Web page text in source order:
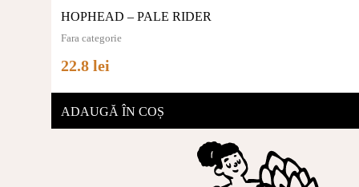
HOPHEAD – PALE RIDER
Fara categorie
22.8 lei
ADAUGĂ ÎN COȘ